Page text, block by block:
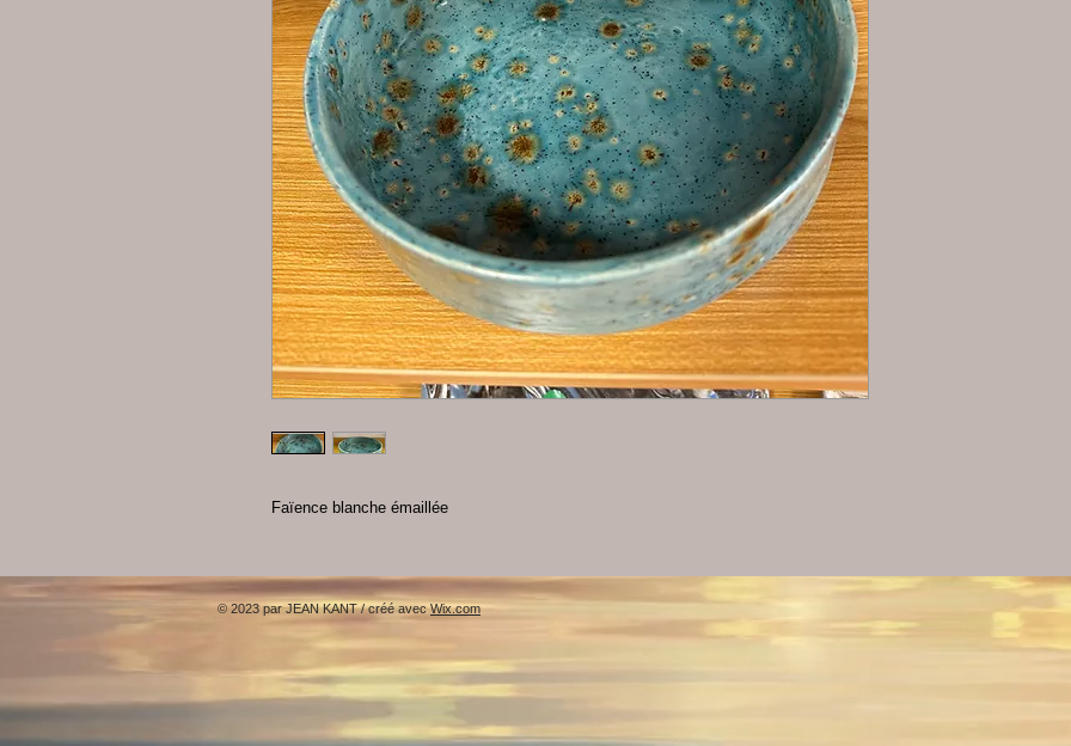
Faïence blanche émaillée
© 2023 par JEAN KANT / créé avecWix.com